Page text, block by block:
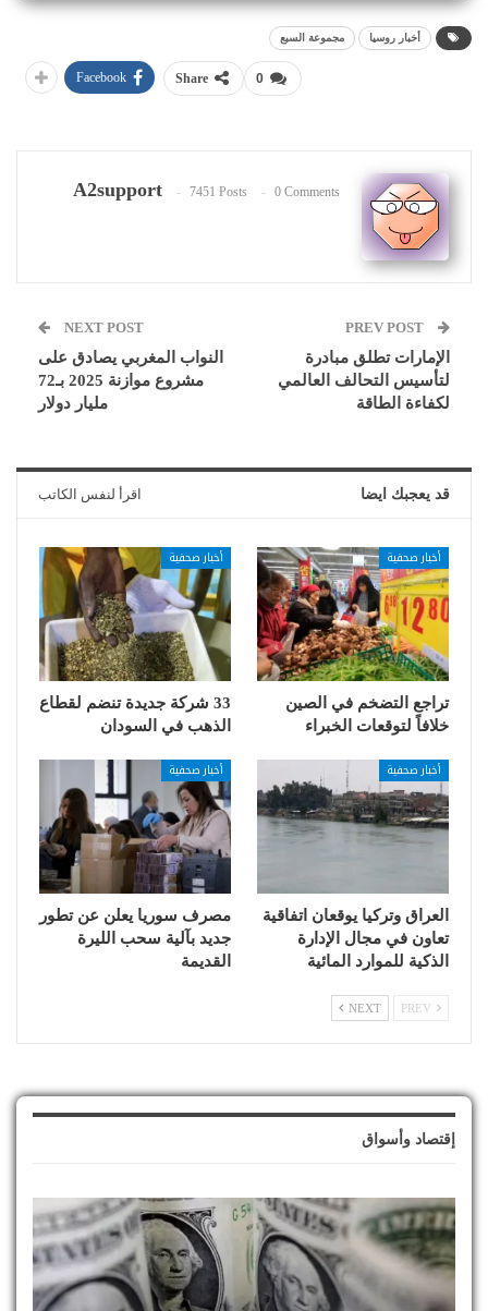
أخبار روسيا مجموعة السبع
0
Share
Facebook
A2support 7451 Posts 0 Comments
الإمارات تطلق مبادرة
لتأسيس التحالف العالمي
لكفاءة الطاقة
NEXT POST
النواب المغربي يصادق على
مشروع موازنة 2025 بـ72
مليار دولار
قد يعجبك ايضا اقرأ لنفس الكاتب
أخبار صحفية
تراجع التضخم في الصين
خلافاً لتوقعات الخبراء
أخبار صحفية
33 شركة جديدة تنضم لقطاع
الذهب في السودان
أخبار صحفية
العراق وتركيا يوقعان اتفاقية
تعاون في مجال الإدارة
الذكية للموارد المائية
أخبار صحفية
مصرف سوريا يعلن عن تطور
جديد بآلية سحب الليرة
القديمة
NEXT
إقتصاد وأسواق